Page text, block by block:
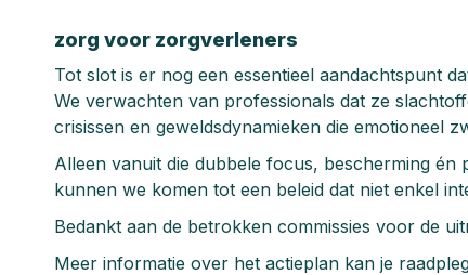
zorg voor zorgverleners
Tot slot is er nog een essentieel aandachtspunt
We verwachten van professionals dat ze
crisissen en geweldsdynamieken die emotioneel
Alleen vanuit die dubbele focus, bescherming
kunnen we komen tot een beleid dat niet enkel
Bedankt aan de betrokken commissies voor de
Meer informatie over het actieplan kan je